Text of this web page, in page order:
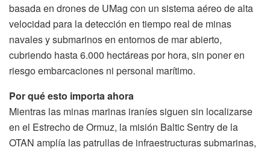
basada en drones de UMag con un sistema aéreo de alta
velocidad para la detección en tiempo real de minas
navales y submarinos en entornos de mar abierto,
cubriendo hasta 6.000 hectáreas por hora, sin poner en
riesgo embarcaciones ni personal marítimo.
Por qué esto importa ahora
Mientras las minas marinas iraníes siguen sin localizarse
en el Estrecho de Ormuz, la misión Baltic Sentry de la
OTAN amplía las patrullas de infraestructuras submarinas,